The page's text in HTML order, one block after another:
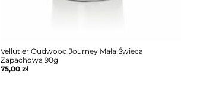
Vellutier Oudwood Journey Mała Świeca
Zapachowa 90g
75,00 zł